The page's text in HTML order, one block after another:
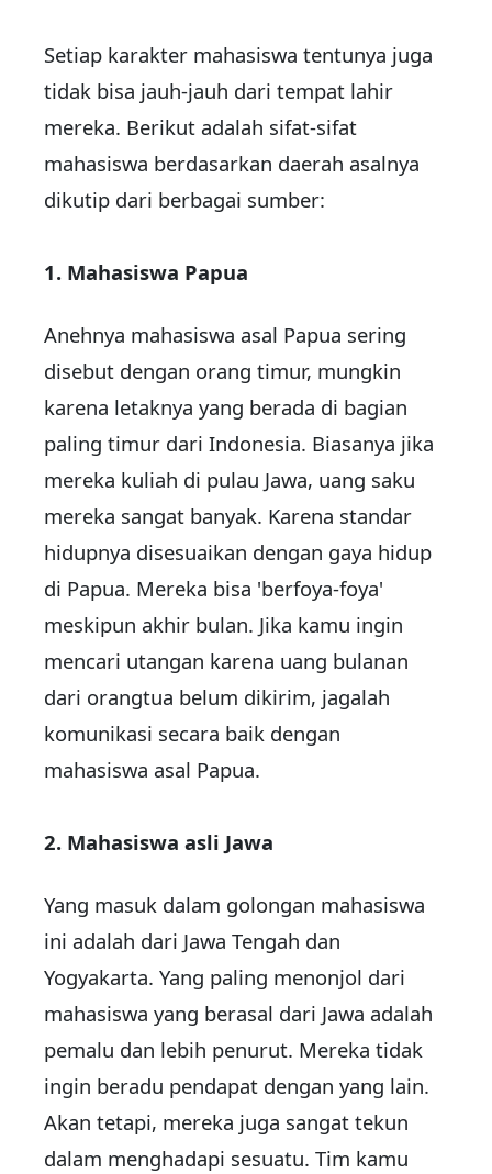
Setiap karakter mahasiswa tentunya juga
tidak bisa jauh-jauh dari tempat lahir
mereka. Berikut adalah sifat-sifat
mahasiswa berdasarkan daerah asalnya
dikutip dari berbagai sumber:
1. Mahasiswa Papua
Anehnya mahasiswa asal Papua sering
disebut dengan orang timur, mungkin
karena letaknya yang berada di bagian
paling timur dari Indonesia. Biasanya jika
mereka kuliah di pulau Jawa, uang saku
mereka sangat banyak. Karena standar
hidupnya disesuaikan dengan gaya hidup
di Papua. Mereka bisa 'berfoya-foya'
meskipun akhir bulan. Jika kamu ingin
mencari utangan karena uang bulanan
dari orangtua belum dikirim, jagalah
komunikasi secara baik dengan
mahasiswa asal Papua.
2. Mahasiswa asli Jawa
Yang masuk dalam golongan mahasiswa
ini adalah dari Jawa Tengah dan
Yogyakarta. Yang paling menonjol dari
mahasiswa yang berasal dari Jawa adalah
pemalu dan lebih penurut. Mereka tidak
ingin beradu pendapat dengan yang lain.
Akan tetapi, mereka juga sangat tekun
dalam menghadapi sesuatu. Tim kamu